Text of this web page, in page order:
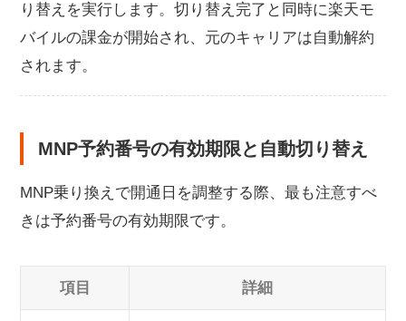
り替えを実行します。切り替え完了と同時に楽天モ
バイルの課金が開始され、元のキャリアは自動解約
されます。
MNP予約番号の有効期限と自動切り替え
MNP乗り換えで開通日を調整する際、最も注意すべ
きは予約番号の有効期限です。
項目 詳細